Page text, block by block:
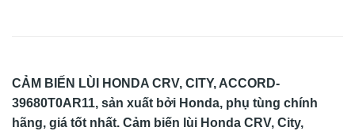
CẢM BIẾN LÙI HONDA CRV, CITY, ACCORD-
39680T0AR11, sản xuất bởi Honda, phụ tùng chính
hãng, giá tốt nhất. Cảm biến lùi Honda CRV, City,